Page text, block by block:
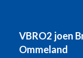
VBRO2 joen
Ommeland